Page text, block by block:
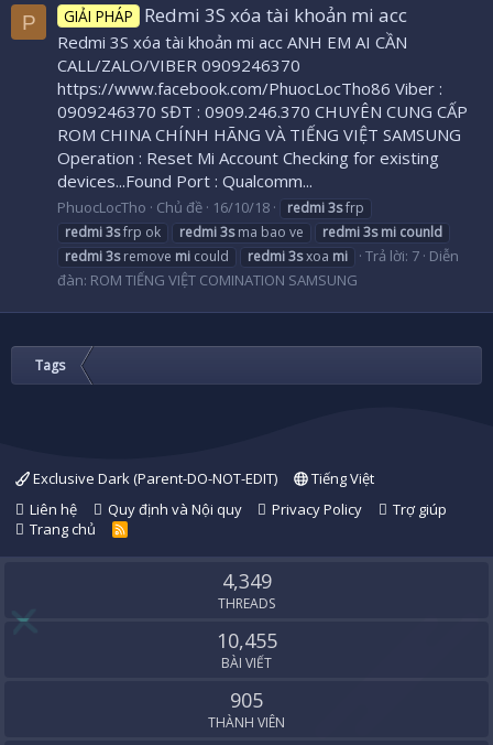
P GIẢI PHÁP Redmi 3S xóa tài khoản mi acc
Redmi 3S xóa tài khoản mi acc ANH EM AI CẦN
CALL/ZALO/VIBER 0909246370
https://www.facebook.com/PhuocLocTho86 Viber :
0909246370 SĐT : 0909.246.370 CHUYÊN CUNG CẤP
ROM CHINA CHÍNH HÃNG VÀ TIẾNG VIỆT SAMSUNG
Operation : Reset Mi Account Checking for existing
devices...Found Port : Qualcomm...
PhuocLocTho Chủ đề 16/10/18 redmi3sfrp
redmi3sfrp ok redmi3sma bao ve redmi3s mi counld
redmi3sremove mi could redmi3sxoa mi Trả lời: 7 Diễn
đàn: ROM TIẾNG VIỆT COMINATION SAMSUNG
Tags
Exclusive Dark (Parent-DO-NOT-EDIT)
Tiếng Việt
Liên hệ
Quy định và Nội quy Privacy Policy
Trợ giúp
Trang chủ
R
S
4,349
THREADS
10,455
BÀI VIẾT
905
THÀNH VIÊN